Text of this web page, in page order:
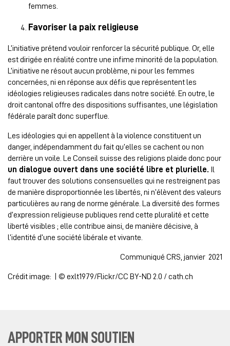
femmes.
Favoriser la paix religieuse
L’initiative prétend vouloir renforcer la sécurité publique. Or, elle
est dirigée en réalité contre une infime minorité de la population.
L’initiative ne résout aucun problème, ni pour les femmes
concernées, ni en réponse aux défis que représentent les
idéologies religieuses radicales dans notre société. En outre, le
droit cantonal offre des dispositions suffisantes, une législation
fédérale paraît donc superflue.
Les idéologies qui en appellent à la violence constituent un
danger, indépendamment du fait qu’elles se cachent ou non
derrière un voile. Le Conseil suisse des religions plaide donc pour
un dialogue ouvert dans une société libre et plurielle. Il
faut trouver des solutions consensuelles qui ne restreignent pas
de manière disproportionnée les libertés, ni n’élèvent des valeurs
particulières au rang de norme générale. La diversité des formes
d’expression religieuse publiques rend cette pluralité et cette
liberté visibles ; elle contribue ainsi, de manière décisive, à
l’identité d’une société libérale et vivante.
Communiqué CRS, janvier 2021
Crédit image: | © exlt1979/Flickr/CC BY-ND 2.0 / cath.ch
APPORTER MON SOUTIEN